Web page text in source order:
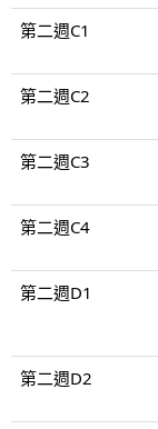
第二週C1
第二週C2
第二週C3
第二週C4
第二週D1
第二週D2